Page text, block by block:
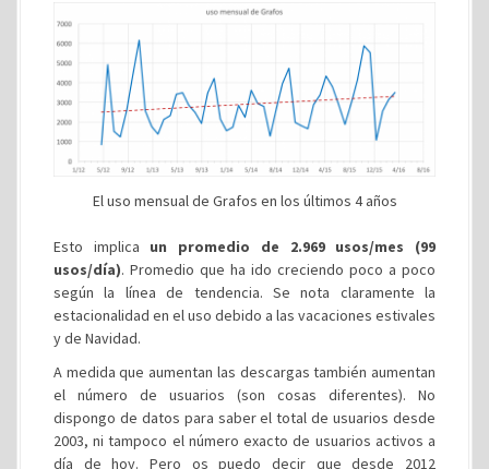
El uso mensual de Grafos en los últimos 4 años
Esto implica un promedio de 2.969 usos/mes (99
usos/día). Promedio que ha ido creciendo poco a poco
según la línea de tendencia. Se nota claramente la
estacionalidad en el uso debido a las vacaciones estivales
y de Navidad.
A medida que aumentan las descargas también aumentan
el número de usuarios (son cosas diferentes). No
dispongo de datos para saber el total de usuarios desde
2003, ni tampoco el número exacto de usuarios activos a
día de hoy. Pero os puedo decir que desde 2012